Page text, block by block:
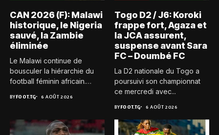
CAN 2026 (F): Malawi
historique, le Nigeria
sauvé, la Zambie
éliminée
Le Malawi continue de
bousculer la hiérarchie du
football féminin africain.
BYFOOT.TG 6 AOÛT 2026
Togo D2 / J6: Koroki
frappe fort, Agaza et
la JCA assurent,
suspense avant Sara
FC – Doumbé FC
La D2 nationale du Togo a
poursuivi son championnat
ce mercredi avec...
BYFOOT.TG 6 AOÛT 2026